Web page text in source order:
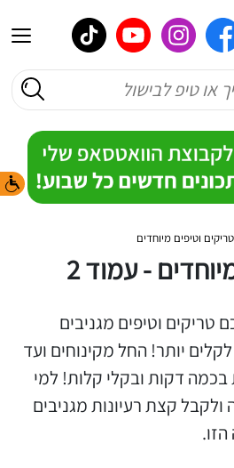
טריקים וטיפים מיוחדים
- עמוד 2
טריקים וטיפים מגניבים
יותר! החל מקינוחים ועד
בכמה דקות ובקלי קלות! למי
קצת רעיונות מגניבים